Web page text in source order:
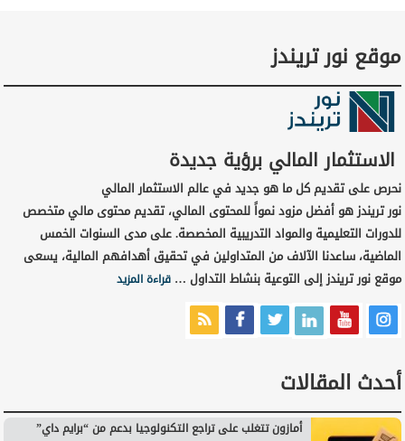
موقع نور تريندز
الاستثمار المالي برؤية جديدة
نحرص على تقديم كل ما هو جديد في عالم الاستثمار المالي
نور تريندز هو أفضل مزود نمواً للمحتوى المالي، تقديم محتوى مالي متخصص
للدورات التعليمية والمواد التدريبية المخصصة. على مدى السنوات الخمس
الماضية، ساعدنا الآلاف من المتداولين في تحقيق أهدافهم المالية، يسعى
موقع نور تريندز إلى التوعية بنشاط التداول …قراءة المزيد
أحدث المقالات
أمازون تتغلب على تراجع التكنولوجيا بدعم من “برايم داي”